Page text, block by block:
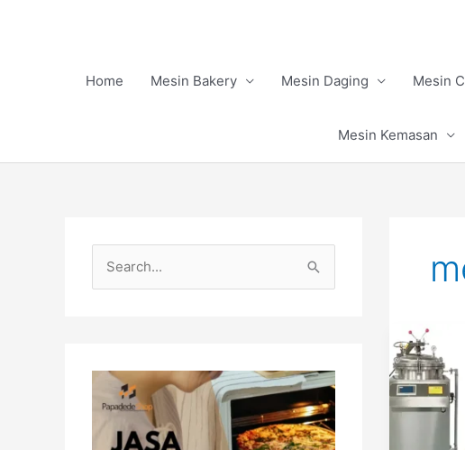
Home
Mesin Bakery Mesin Daging Mesin
Mesin Kemasan
Mesin
Autoklaf
Sterilisasi
untuk
Kemasan